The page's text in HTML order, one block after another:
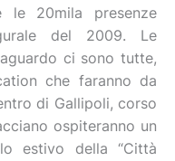
le 20mila presenze
del 2009. Le
ci sono tutte,
che faranno da
di Gallipoli, corso
ospiteranno un
estivo della “Città